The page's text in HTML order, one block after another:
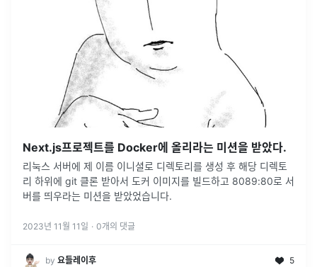
Next.js프로젝트를 Docker에 올리라는 미션을 받았다.
리눅스 서버에 제 이름 이니셜로 디렉토리를 생성 후 해당 디렉토
리 하위에 git 클론 받아서 도커 이미지를 빌드하고 8089:80로 서
버를 띄우라는 미션을 받았었습니다.
2023년 11월 11일 · 0개의 댓글
by 요들레이후 5